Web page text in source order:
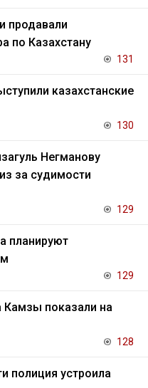
продавали
по Казахстану
131
казахстанские
130
Негманову
за судимости
129
планируют
129
Камзы показали на
128
полиция устроила